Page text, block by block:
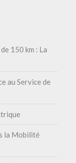
150 km : La
au Service de
la Mobilité